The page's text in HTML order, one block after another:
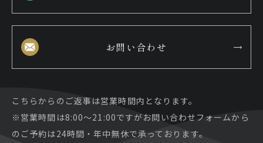
お問い合わせ
こちらからのご返事は営業時間内となります。
※営業時間は8:00～21:00ですがお問い合わせフォームから
のご予約は24時間・年中無休で承っております。